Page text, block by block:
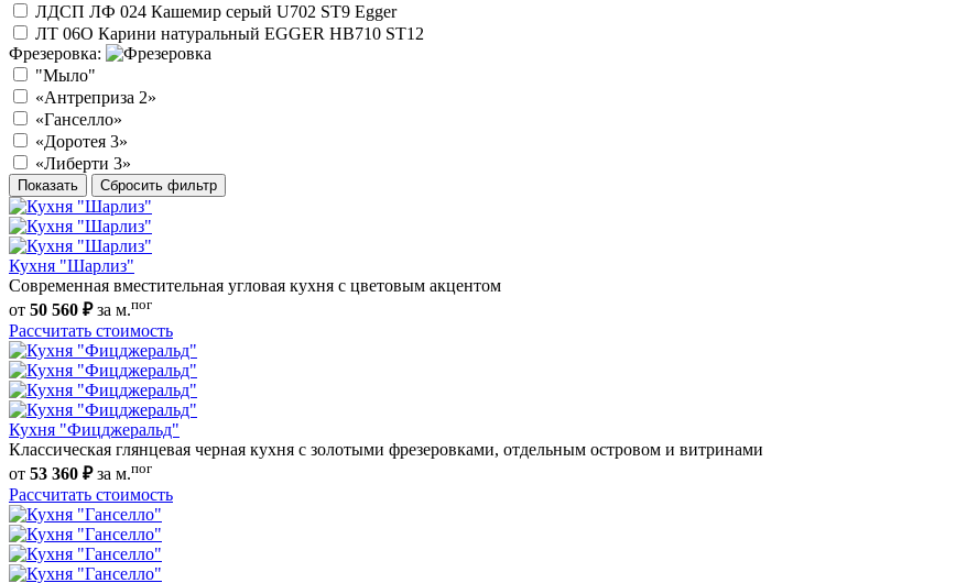
ЛДСП ЛФ 024 Кашемир серый U702 ST9 Egger
ЛТ 06О Карини натуральный EGGER HB710 ST12
Фрезеровка:
"Мыло"
«Антреприза 2»
«Ганселло»
«Доротея 3»
«Либерти 3»
Показать Сбросить фильтр
Кухня "Шарлиз"
Современная вместительная угловая кухня с цветовым акцентом
от 50 560 ₽за м.пог
Рассчитать стоимость
Кухня "Фицджеральд"
Классическая глянцевая черная кухня с золотыми фрезеровками, отдельным островом и витринами
от 53 360 ₽за м.пог
Рассчитать стоимость